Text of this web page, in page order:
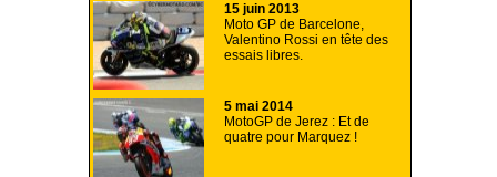
15 juin 2013
Moto GP de Barcelone,
Valentino Rossi en tête des
essais libres.
5 mai 2014
MotoGP de Jerez : Et de
quatre pour Marquez !